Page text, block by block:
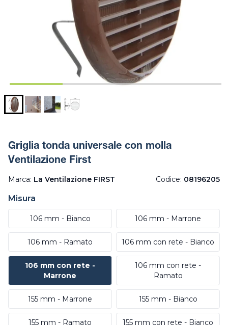
Griglia tonda universale con molla
Ventilazione First
Marca: La Ventilazione FIRST Codice: 08196205
Misura
106 mm - Bianco 106 mm - Marrone
106 mm - Ramato 106 mm con rete - Bianco
106 mm con rete -
Marrone
106 mm con rete -
Ramato
155 mm - Marrone 155 mm - Bianco
155 mm - Ramato 155 mm con rete - Bianco